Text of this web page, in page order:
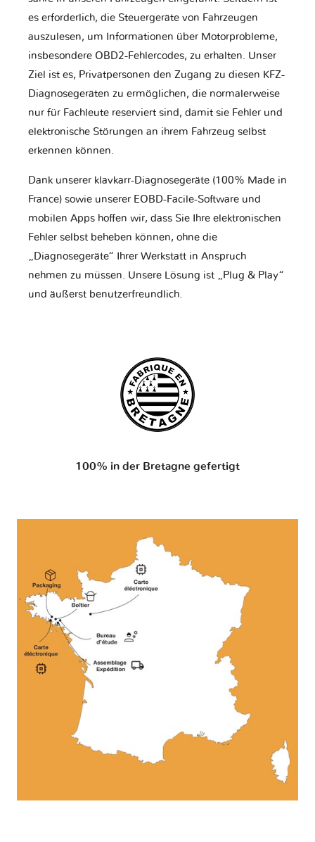
es erforderlich, die Steuergeräte von Fahrzeugen
auszulesen, um Informationen über Motorprobleme,
insbesondere OBD2-Fehlercodes, zu erhalten. Unser
Ziel ist es, Privatpersonen den Zugang zu diesen KFZ-
Diagnosegeräten zu ermöglichen, die normalerweise
nur für Fachleute reserviert sind, damit sie Fehler und
elektronische Störungen an ihrem Fahrzeug selbst
erkennen können.
Dank unserer klavkarr-Diagnosegeräte (100% Made in
France) sowie unserer EOBD-Facile-Software und
mobilen Apps hoffen wir, dass Sie Ihre elektronischen
Fehler selbst beheben können, ohne die
„Diagnosegeräte“ Ihrer Werkstatt in Anspruch
nehmen zu müssen. Unsere Lösung ist „Plug & Play“
und äußerst benutzerfreundlich.
100% in der Bretagne gefertigt